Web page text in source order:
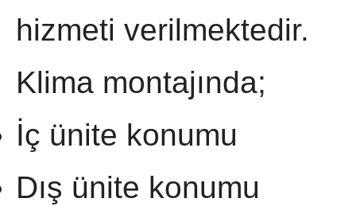
hizmeti verilmektedir.
Klima montajında;
İç ünite konumu
Dış ünite konumu